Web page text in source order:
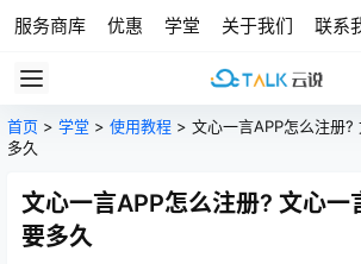
服务商库 优惠 学堂 关于我们 联系
首页 > 学堂 > 使用教程 > 文心一言APP怎么注册?
多久
文心一言APP怎么注册? 文心一
要多久